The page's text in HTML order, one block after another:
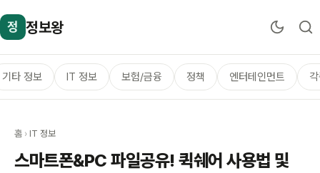
정 정보왕
기타 정보 IT 정보 보험/금융 정책 엔터테인먼트
홈 › IT 정보
스마트폰&PC 파일공유! 퀵쉐어 사용법 및